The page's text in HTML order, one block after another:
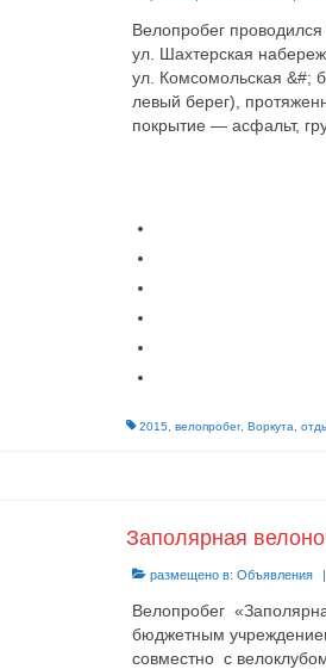
Велопробег
ул. Шахтерская
ул. Комсомольская &#;
левый берег),
покрытие — асфальт,
2015 велопробег, Воркута
Заполярная
размещено в: Объявления |
Велопробег
бюджетным
совместно с